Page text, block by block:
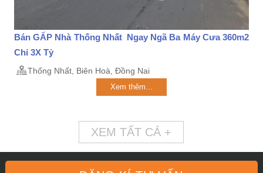
Bán GẤP Nhà Thống Nhất Ngay Ngã Ba Máy Cưa 360m2
Chỉ 3X Tỷ
Thống Nhất, Biên Hoà, Đồng Nai
Xem thêm...
XEM TẤT CẢ +